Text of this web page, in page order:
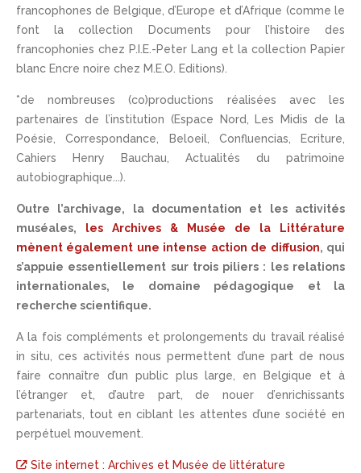
francophones de Belgique, d’Europe et d’Afrique (comme le
font la collection Documents pour l’histoire des
francophonies chez P.I.E.-Peter Lang et la collection Papier
blanc Encre noire chez M.E.O. Editions).
*de nombreuses (co)productions réalisées avec les
partenaires de l’institution (Espace Nord, Les Midis de la
Poésie, Correspondance, Beloeil, Confluencias, Ecriture,
Cahiers Henry Bauchau, Actualités du patrimoine
autobiographique...).
Outre l’archivage, la documentation et les activités
muséales,
les Archives & Musée de la Littérature
mènent également une intense action de diffusion, qui
s’appuie essentiellement sur trois piliers : les relations
internationales, le domaine pédagogique et la
recherche scientifique.
A la fois compléments et prolongements du travail réalisé
in situ, ces activités nous permettent d’une part de nous
faire connaître d’un public plus large, en Belgique et à
l’étranger et, d’autre part, de nouer d’enrichissants
partenariats, tout en ciblant les attentes d’une société en
perpétuel mouvement.
Site internet : Archives et Musée de littérature